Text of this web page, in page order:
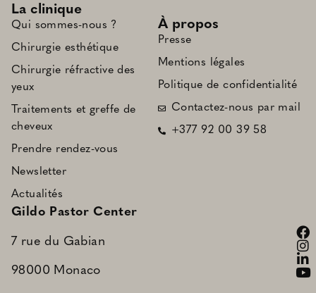
La clinique
Qui sommes-nous ?
Chirurgie esthétique
Chirurgie réfractive des
yeux
Traitements et greffe de
cheveux
Prendre rendez-vous
Newsletter
Actualités
À propos
Presse
Mentions légales
Politique de confidentialité
Contactez-nous par mail
+377 92 00 39 58
Gildo Pastor Center
7 rue du Gabian
98000 Monaco